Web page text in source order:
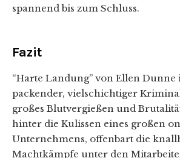
spannend bis zum Schluss.
Fazit
“Harte Landung” von Ellen Dunne
packender, vielschichtiger
großes Blutvergießen und
hinter die Kulissen eines großen
Unternehmens, offenbart die
Machtkämpfe unter den